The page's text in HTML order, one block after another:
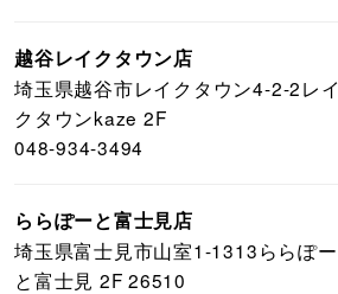
越谷レイクタウン店
埼玉県越谷市レイクタウン4-2-2レイ
クタウンkaze 2F
048-934-3494
ららぽーと富士見店
埼玉県富士見市山室1-1313ららぽー
と富士見 2F 26510